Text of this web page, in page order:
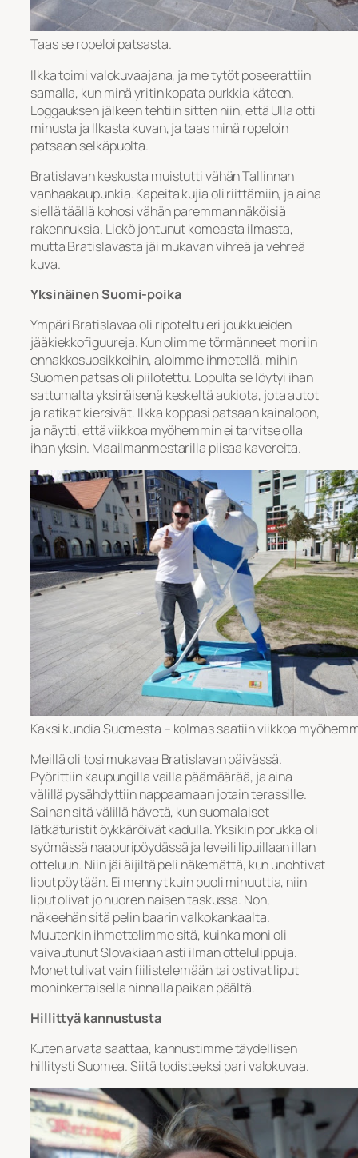
Taas se ropeloi patsasta.
Ilkka toimi valokuvaajana, ja me tytöt poseerattiin
samalla, kun minä yritin kopata purkkia käteen.
Loggauksen jälkeen tehtiin sitten niin, että Ulla otti
minusta ja Ilkasta kuvan, ja taas minä ropeloin
patsaan selkäpuolta.
Bratislavan keskusta muistutti vähän Tallinnan
vanhaakaupunkia. Kapeita kujia oli riittämiin, ja aina
siellä täällä kohosi vähän paremman näköisiä
rakennuksia. Liekö johtunut komeasta ilmasta,
mutta Bratislavasta jäi mukavan vihreä ja vehreä
kuva.
Yksinäinen Suomi-poika
Ympäri Bratislavaa oli ripoteltu eri joukkueiden
jääkiekkofiguureja. Kun olimme törmänneet moniin
ennakkosuosikkeihin, aloimme ihmetellä, mihin
Suomen patsas oli piilotettu. Lopulta se löytyi ihan
sattumalta yksinäisenä keskeltä aukiota, jota autot
ja ratikat kiersivät. Ilkka koppasi patsaan kainaloon,
ja näytti, että viikkoa myöhemmin ei tarvitse olla
ihan yksin. Maailmanmestarilla piisaa kavereita.
Kaksi kundia Suomesta – kolmas saatiin viikkoa
Meillä oli tosi mukavaa Bratislavan päivässä.
Pyörittiin kaupungilla vailla päämäärää, ja aina
välillä pysähdyttiin nappaamaan jotain terassille.
Saihan sitä välillä hävetä, kun suomalaiset
lätkäturistit öykkäröivät kadulla. Yksikin porukka oli
syömässä naapuripöydässä ja leveili lipuillaan illan
otteluun. Niin jäi äijiltä peli näkemättä, kun unohtivat
liput pöytään. Ei mennyt kuin puoli minuuttia, niin
liput olivat jo nuoren naisen taskussa. Noh,
näkeehän sitä pelin baarin valkokankaalta.
Muutenkin ihmettelimme sitä, kuinka moni oli
vaivautunut Slovakiaan asti ilman ottelulippuja.
Monet tulivat vain fiilistelemään tai ostivat liput
moninkertaisella hinnalla paikan päältä.
Hillittyä kannustusta
Kuten arvata saattaa, kannustimme täydellisen
hillitysti Suomea. Siitä todisteeksi pari valokuvaa.